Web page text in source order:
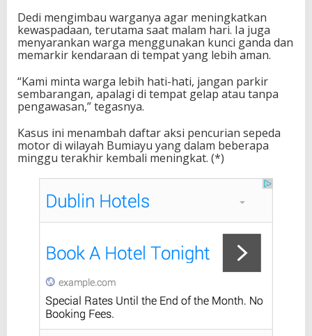
Dedi mengimbau warganya agar meningkatkan
kewaspadaan, terutama saat malam hari. Ia juga
menyarankan warga menggunakan kunci ganda dan
memarkir kendaraan di tempat yang lebih aman.
“Kami minta warga lebih hati-hati, jangan parkir
sembarangan, apalagi di tempat gelap atau tanpa
pengawasan,” tegasnya.
Kasus ini menambah daftar aksi pencurian sepeda
motor di wilayah Bumiayu yang dalam beberapa
minggu terakhir kembali meningkat. (*)